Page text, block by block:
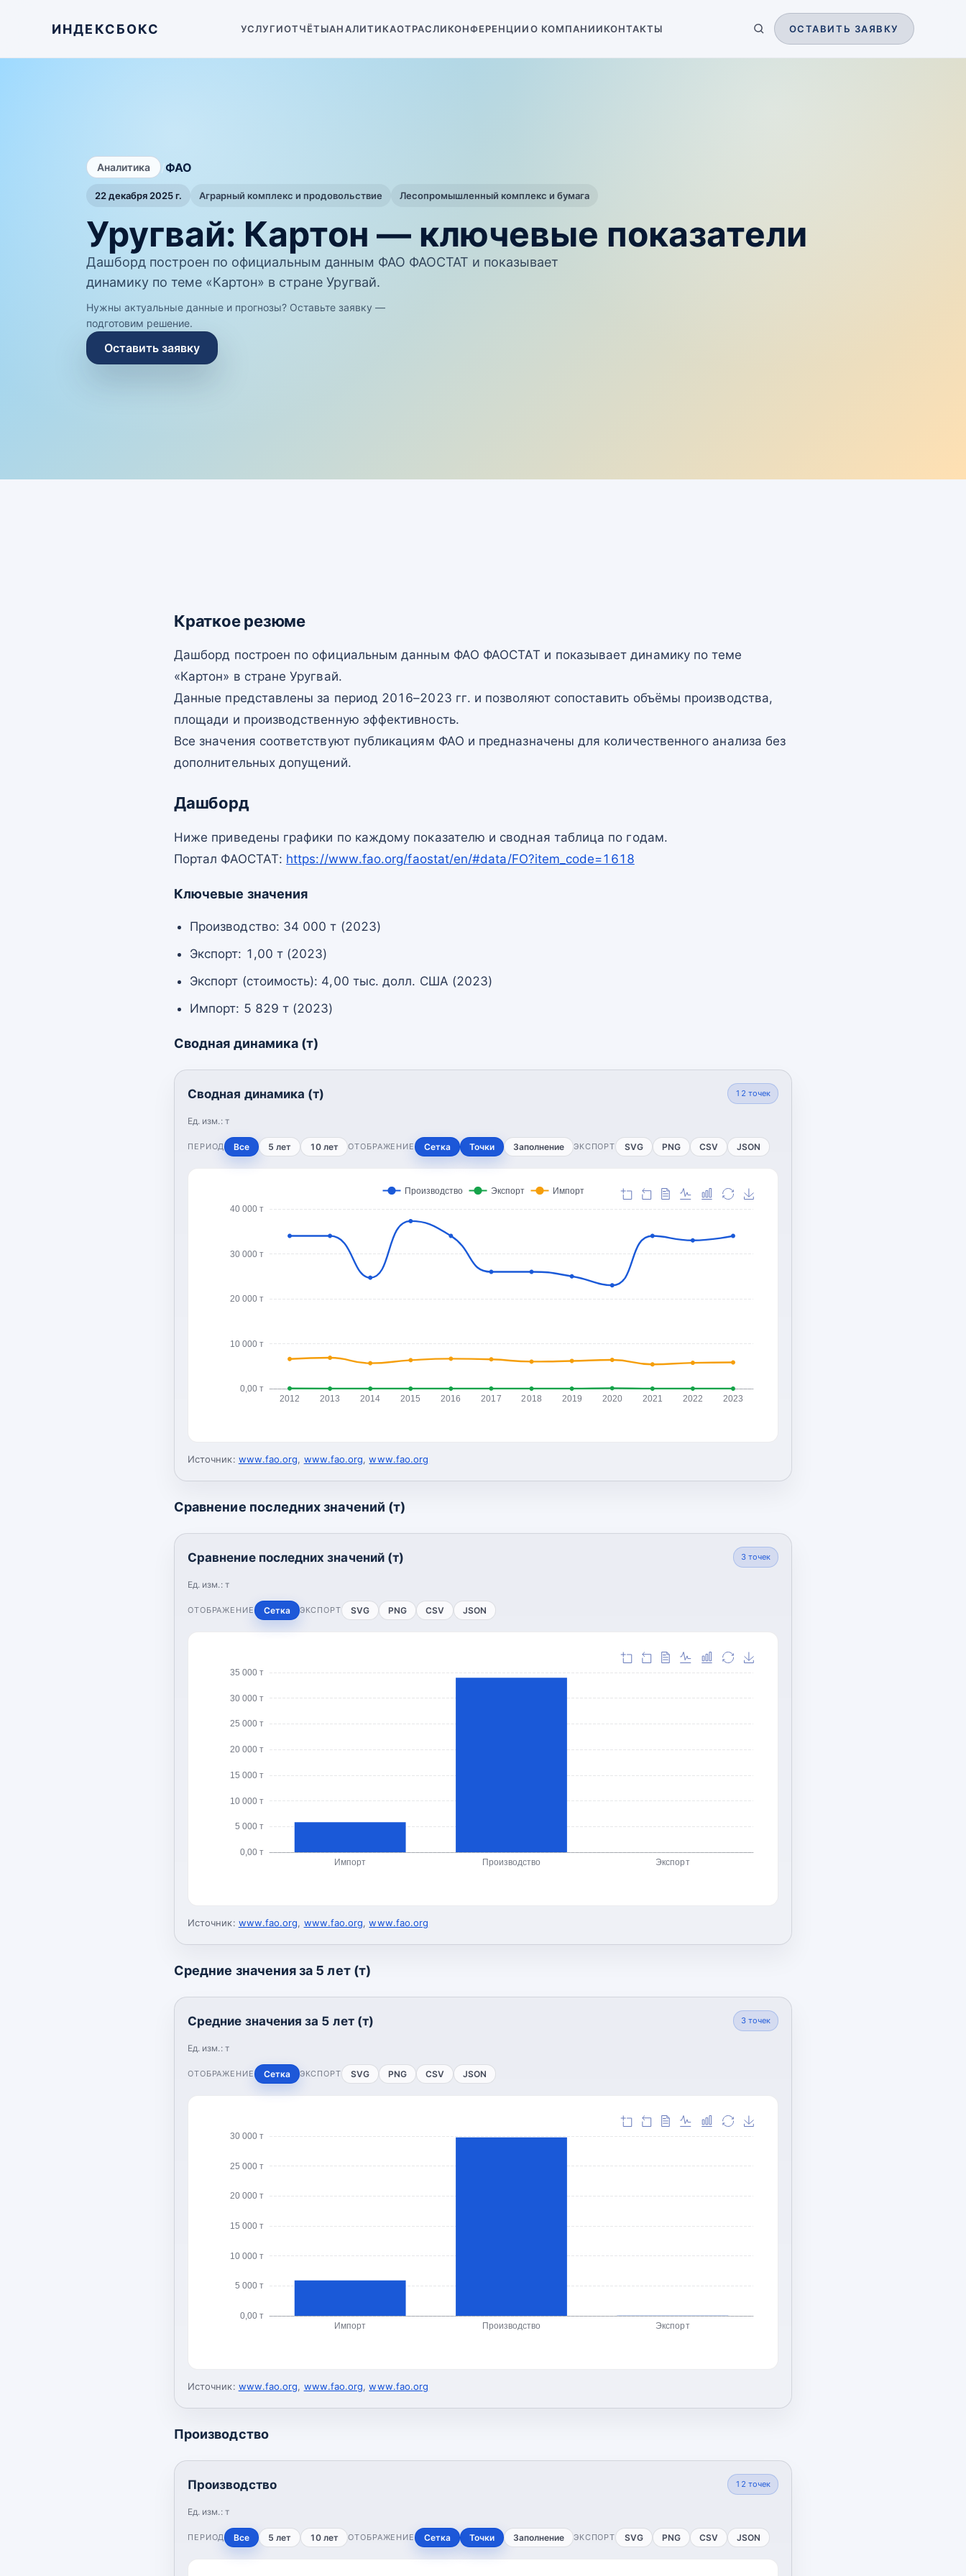
ИНДЕКСБОКС УСЛУГИОТЧЁТЫАНАЛИТИКАОТРАСЛИКОНФЕРЕНЦИИО КОМПАНИИКОНТАКТЫ ОСТАВИТЬ ЗАЯВКУ
Аналитика /ФАО
22 декабря 2025 г. Аграрный комплекс и продовольствие Лесопромышленный комплекс и бумага
Уругвай: Картон — ключевые показатели
Дашборд построен по официальным данным ФАО ФАОСТАТ и показывает
динамику по теме «Картон» в стране Уругвай.
Нужны актуальные данные и прогнозы? Оставьте заявку —
подготовим решение.
Оставить заявку
Краткое резюме
Дашборд построен по официальным данным ФАО ФАОСТАТ и показывает динамику по теме
«Картон» в стране Уругвай.
Данные представлены за период 2016–2023 гг. и позволяют сопоставить объёмы производства,
площади и производственную эффективность.
Все значения соответствуют публикациям ФАО и предназначены для количественного анализа без
дополнительных допущений.
Дашборд
Ниже приведены графики по каждому показателю и сводная таблица по годам.
Портал ФАОСТАТ: https://www.fao.org/faostat/en/#data/FO?item_code=1618
Ключевые значения
Производство: 34 000 т (2023)
Экспорт: 1,00 т (2023)
Экспорт (стоимость): 4,00 тыс. долл. США (2023)
Импорт: 5 829 т (2023)
Сводная динамика (т)
Сводная динамика (т)
Ед. изм.: т
12 точек
ПЕРИОД Все 5 лет 10 лет ОТОБРАЖЕНИЕ Сетка Точки Заполнение ЭКСПОРТ SVG PNG CSV JSON
0,00 т
10 000 т
20 000 т
30 000 т
40 000 т
2012 2013 2014 2015 2016 2017 2018 2019 2020 2021 2022 2023
Производство Экспорт Импорт
Источник: www.fao.org, www.fao.org,www.fao.org
Сравнение последних значений (т)
Сравнение последних значений (т)
Ед. изм.: т
3точек
ОТОБРАЖЕНИЕ Сетка ЭКСПОРТ SVG PNG CSV JSON
0,00 т
5 000 т
10 000 т
15 000 т
20 000 т
25 000 т
30 000 т
35 000 т
Импорт Производство Экспорт
Источник: www.fao.org, www.fao.org,www.fao.org
Средние значения за 5 лет (т)
Средние значения за 5 лет (т)
Ед. изм.: т
3точек
ОТОБРАЖЕНИЕ Сетка ЭКСПОРТ SVG PNG CSV JSON
0,00 т
5 000 т
10 000 т
15 000 т
20 000 т
25 000 т
30 000 т
Импорт Производство Экспорт
Источник: www.fao.org, www.fao.org,www.fao.org
Производство
Производство
Ед. изм.: т
12 точек
ПЕРИОД Все 5 лет 10 лет ОТОБРАЖЕНИЕ Сетка Точки Заполнение ЭКСПОРТ SVG PNG CSV JSON